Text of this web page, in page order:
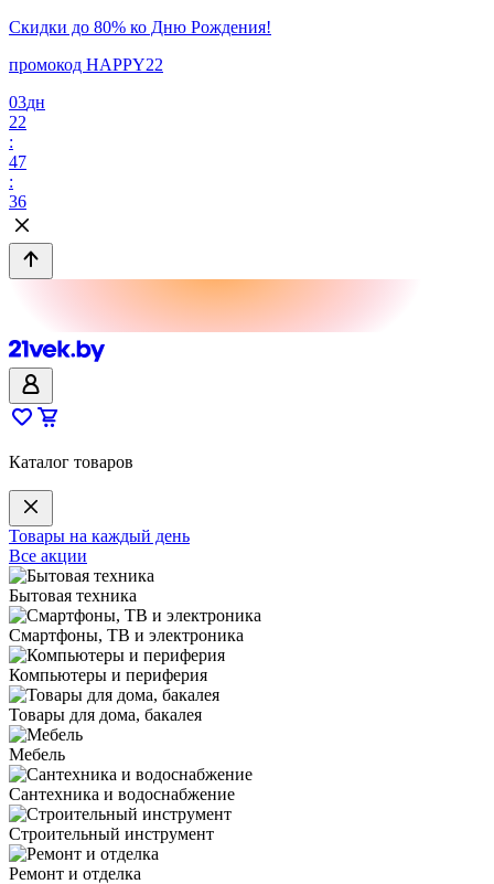
Скидки до 80% ко Дню Рождения!
промокод HAPPY22
03дн
22
:
47
:
36
Каталог товаров
Товары на каждый день
Все акции
Бытовая техника
Смартфоны, ТВ и электроника
Компьютеры и периферия
Товары для дома, бакалея
Мебель
Сантехника и водоснабжение
Строительный инструмент
Ремонт и отделка